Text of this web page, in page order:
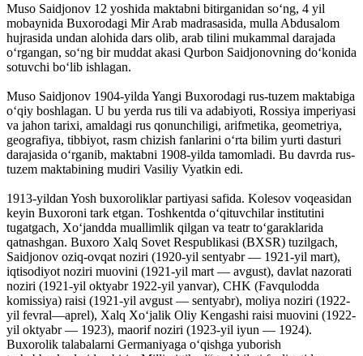
Muso Saidjonov 12 yoshida maktabni bitirganidan soʻng, 4 yil
mobaynida Buxorodagi Mir Arab madrasasida, mulla Abdusalom
hujrasida undan alohida dars olib, arab tilini mukammal darajada
oʻrgangan, soʻng bir muddat akasi Qurbon Saidjonovning doʻkonida
sotuvchi boʻlib ishlagan.
Muso Saidjonov 1904-yilda Yangi Buxorodagi rus-tuzem maktabiga
oʻqiy boshlagan. U bu yerda rus tili va adabiyoti, Rossiya imperiyasi
va jahon tarixi, amaldagi rus qonunchiligi, arifmetika, geometriya,
geografiya, tibbiyot, rasm chizish fanlarini oʻrta bilim yurti dasturi
darajasida oʻrganib, maktabni 1908-yilda tamomladi. Bu davrda rus-
tuzem maktabining mudiri Vasiliy Vyatkin edi.
1913-yildan Yosh buxoroliklar partiyasi safida. Kolesov voqeasidan
keyin Buxoroni tark etgan. Toshkentda oʻqituvchilar institutini
tugatgach, Xoʻjandda muallimlik qilgan va teatr toʻgaraklarida
qatnashgan. Buxoro Xalq Sovet Respublikasi (BXSR) tuzilgach,
Saidjonov oziq-ovqat noziri (1920-yil sentyabr — 1921-yil mart),
iqtisodiyot noziri muovini (1921-yil mart — avgust), davlat nazorati
noziri (1921-yil oktyabr 1922-yil yanvar), CHK (Favqulodda
komissiya) raisi (1921-yil avgust — sentyabr), moliya noziri (1922-
yil fevral—aprel), Xalq Xoʻjalik Oliy Kengashi raisi muovini (1922-
yil oktyabr — 1923), maorif noziri (1923-yil iyun — 1924).
Buxorolik talabalarni Germaniyaga oʻqishga yuborish